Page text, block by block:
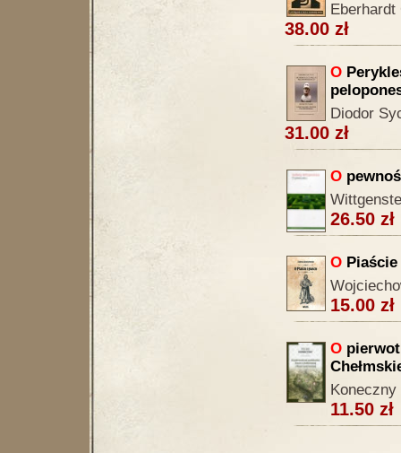
Eberhardt
38.00 zł
O
Diodor
31.00 zł
O
26.50 zł
OPiaście
15.00 zł
O
Koneczny
11.50 zł